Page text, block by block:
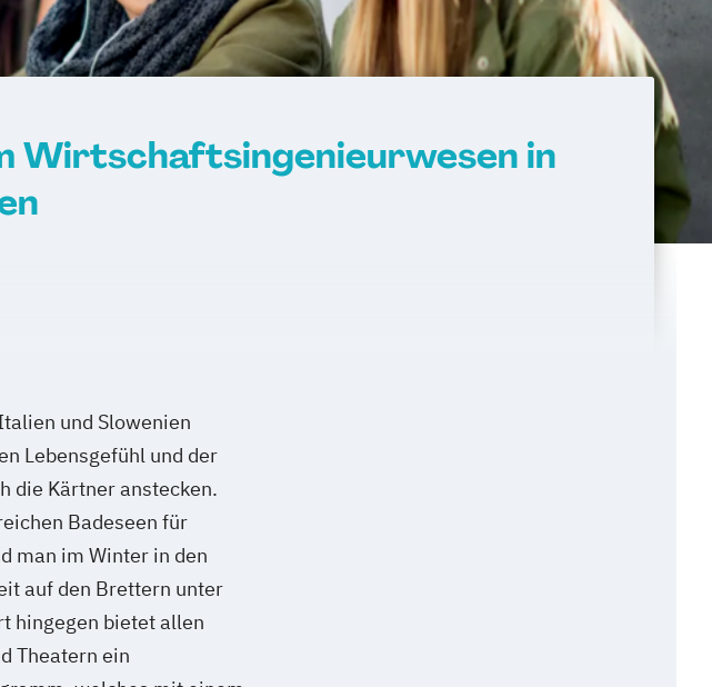
Wirtschaftsingenieurwesen in
und Slowenien
Lebensgefühl und der
die Kärtner anstecken.
Badeseen für
man im Winter in den
auf den Brettern unter
hingegen bietet allen
Theatern ein